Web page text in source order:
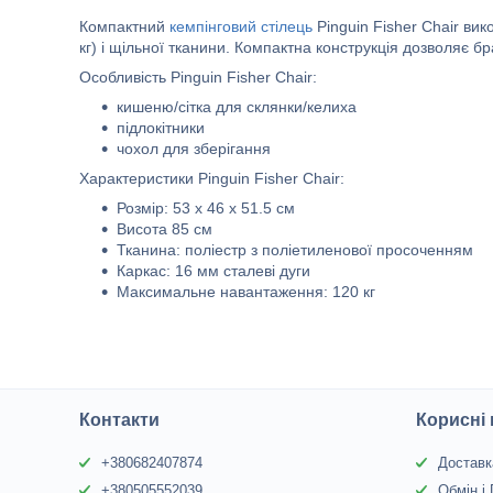
Компактний кемпінговий стілець Pinguin Fisher Chair
кг) і щільної тканини. Компактна конструкція дозволяє
Особливість Pinguin Fisher Chair:
кишеню/сітка для склянки/келиха
підлокітники
чохол для зберігання
Характеристики Pinguin Fisher Chair:
Розмір: 53 x 46 x 51.5 см
Висота 85 см
Тканина: поліестр з поліетиленової просоченням
Каркас: 16 мм сталеві дуги
Максимальне навантаження: 120 кг
Контакти
+380682407874
Корисні